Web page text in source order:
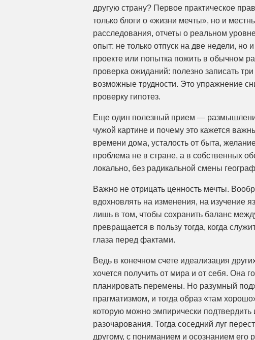
другую страну? Первое практическое
только блоги о «жизни мечты», но и
расследования, отчеты о реальном
опыт: не только отпуск на две недели, но
проекте или попытка пожить в обычном
проверка ожиданий: полезно записать
возможные трудности. Это упражнение
проверку гипотез.
Еще один полезный прием —
чужой картине и почему это кажется
времени дома, усталость от быта,
проблема не в стране, а в собственных
локально, без радикальной смены
Важно не отрицать ценность мечты.
вдохновлять на изменения, на изучение
лишь в том, чтобы сохранить баланс
превращается в пользу тогда, когда
глаза перед фактами.
Ведь в конечном счете идеализация
хочется получить от мира и от себя. Она
планировать перемены. Но разумный
прагматизмом, и тогда образ «там
которую можно эмпирически
разочарования. Тогда соседний луг
другому, с пониманием и осознанием его